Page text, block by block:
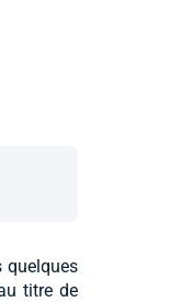
quelques
titre de